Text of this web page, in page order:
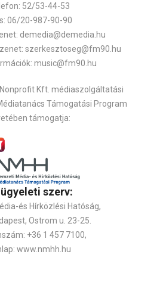
52/53-44-53
06/20-987-90-90
demedia@demedia.hu
szerkesztoseg@fm90.hu
music@fm90.hu
Kft. médiaszolgáltatási
Támogatási Program
támogatja:
szerv:
és Hírközlési Hatóság,
Ostrom u. 23-25.
+36 1 457 7100,
www.nmhh.hu